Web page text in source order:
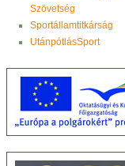
Szövetség
Sportállamtitkárság
UtánpótlásSport